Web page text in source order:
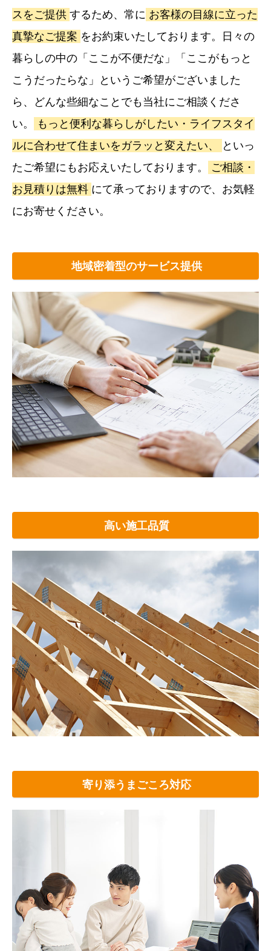
スをご提供 するため、常に お客様の目線に立った
真摯なご提案 をお約束いたしております。日々の
暮らしの中の「ここが不便だな」「ここがもっと
こうだったらな」というご希望がございました
ら、どんな些細なことでも当社にご相談くださ
い。
もっと便利な暮らしがしたい・ライフスタイ
ルに合わせて住まいをガラッと変えたい、
といっ
たご希望にもお応えいたしております。
ご相談・
お見積りは無料 にて承っておりますので、お気軽
にお寄せください。
地域密着型のサービス提供
高い施工品質
寄り添うまごころ対応